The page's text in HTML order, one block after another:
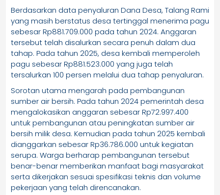
Berdasarkan data penyaluran Dana Desa, Talang Rami
yang masih berstatus desa tertinggal menerima pagu
sebesar Rp881.709.000 pada tahun 2024. Anggaran
tersebut telah disalurkan secara penuh dalam dua
tahap. Pada tahun 2025, desa kembali memperoleh
pagu sebesar Rp881.523.000 yang juga telah
tersalurkan 100 persen melalui dua tahap penyaluran.
Sorotan utama mengarah pada pembangunan
sumber air bersih. Pada tahun 2024 pemerintah desa
mengalokasikan anggaran sebesar Rp72.997.400
untuk pembangunan atau peningkatan sumber air
bersih milik desa. Kemudian pada tahun 2025 kembali
dianggarkan sebesar Rp36.786.000 untuk kegiatan
serupa. Warga berharap pembangunan tersebut
benar-benar memberikan manfaat bagi masyarakat
serta dikerjakan sesuai spesifikasi teknis dan volume
pekerjaan yang telah direncanakan.